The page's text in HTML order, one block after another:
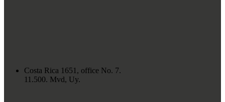
Costa Rica 1651, office No. 7.
11.500. Mvd, Uy.